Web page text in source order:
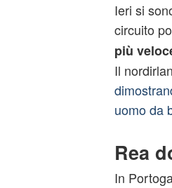
Ieri si
circuito
più
Il
uomo da
Rea
In